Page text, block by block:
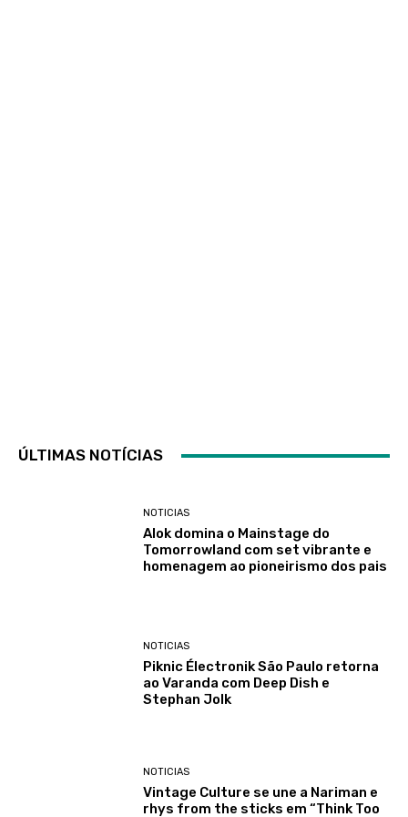
ÚLTIMAS NOTÍCIAS
NOTICIAS
Alok domina o Mainstage do
Tomorrowland com set vibrante e
homenagem ao pioneirismo dos pais
NOTICIAS
Piknic Électronik São Paulo retorna
ao Varanda com Deep Dish e
Stephan Jolk
NOTICIAS
Vintage Culture se une a Nariman e
rhys from the sticks em “Think Too